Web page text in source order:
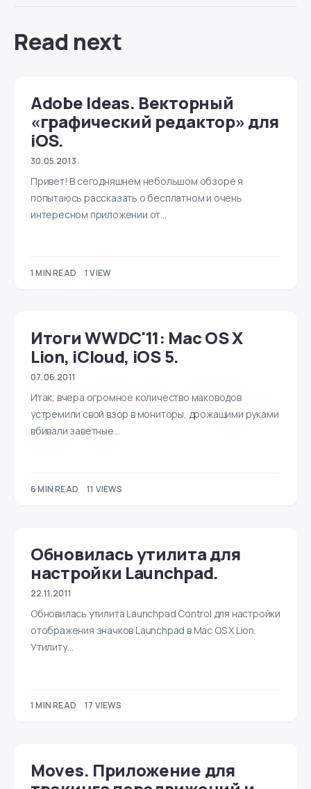
Read next
Adobe Ideas. Векторный
«графический редактор» для
iOS.
30.05.2013
Привет! В сегодняшнем небольшом обзоре я
попытаюсь рассказать о бесплатном и очень
интересном приложении от…
1 MIN READ 1 VIEW
Итоги WWDC'11: Mac OS X
Lion, iCloud, iOS 5.
07.06.2011
Итак, вчера огромное количество маководов
устремили свой взор в мониторы, дрожащими руками
вбивали заветные…
6 MIN READ 11 VIEWS
Обновилась утилита для
настройки Launchpad.
22.11.2011
Обновилась утилита Launchpad Control для настройки
отображения значков Launchpad в Mac OS X Lion.
Утилиту…
1 MIN READ 17 VIEWS
Moves. Приложение для